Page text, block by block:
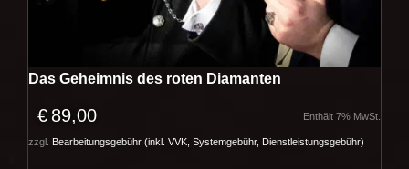
Das Geheimnis des roten Diamanten
€ 89,00 Enthält 7% MwSt.
zzgl. Bearbeitungsgebühr (inkl. VVK, Systemgebühr, Dienstleistungsgebühr)